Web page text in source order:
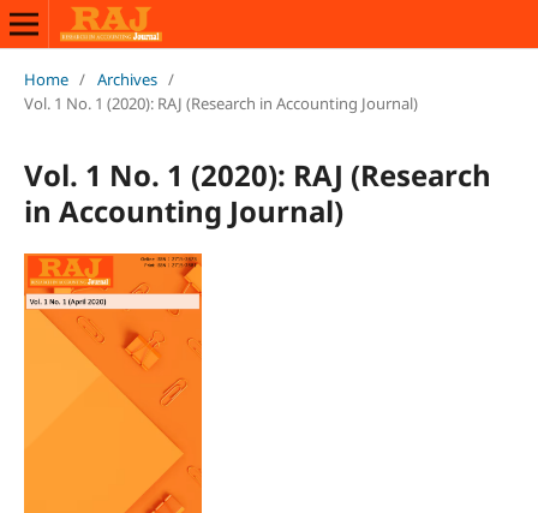
Home / Archives /
Vol. 1 No. 1 (2020): RAJ (Research in Accounting Journal)
Vol. 1 No. 1 (2020): RAJ (Research
in Accounting Journal)